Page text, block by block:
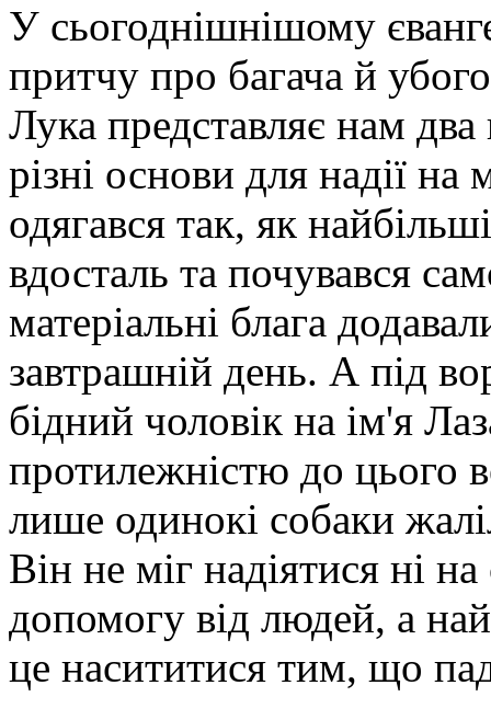
У сьогоднішнішому
притчу про багача й
Лука представляє нам
різні основи для надії
одягався так, як
вдосталь та почувався
матеріальні блага
завтрашній день. А під
бідний чоловік на ім'я
протилежністю до цього
лише одинокі собаки
Він не міг надіятися ні
допомогу від людей, а
це насититися тим, що